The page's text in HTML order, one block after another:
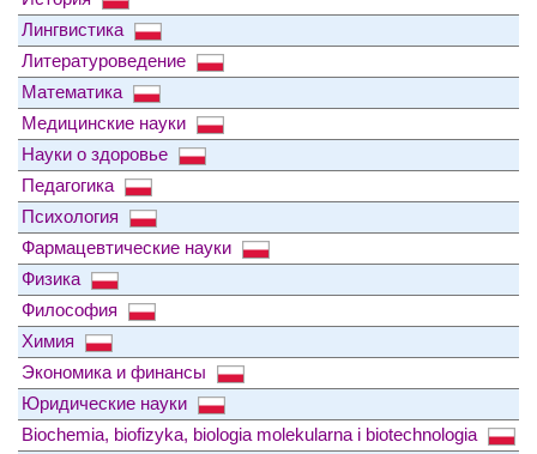
Лингвистика
Литературоведение
Математика
Медицинские науки
Науки о здоровье
Педагогика
Психология
Фармацевтические науки
Физика
Философия
Химия
Экономика и финансы
Юридические науки
Biochemia, biofizyka, biologia molekularna i biotechnologia